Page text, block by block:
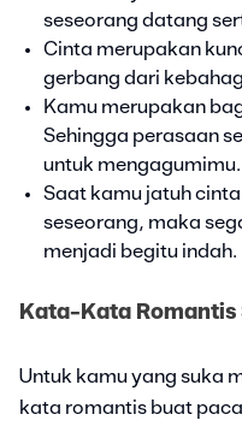
seseorang datang
Cinta merupakan
gerbang dari
Kamu merupakan
Sehingga perasaan
untuk mengagumimu.
Saat kamu jatuh
seseorang, maka
menjadi begitu indah.
Kata-Kata Romantis
Untuk kamu yang suka
kata romantis buat